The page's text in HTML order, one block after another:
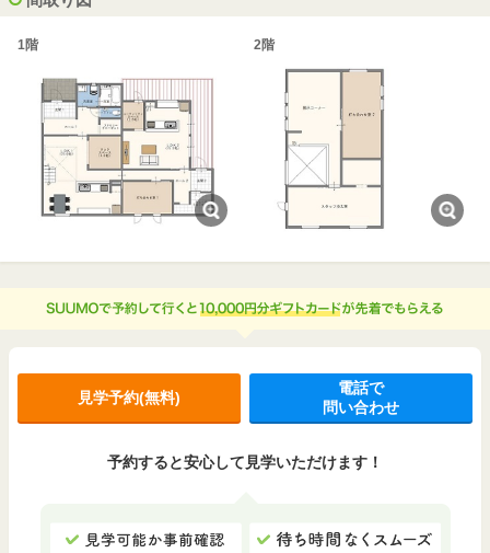
1階 2階
見学予約(無料)
電話で
問い合わせ
予約すると安心して見学いただけます！